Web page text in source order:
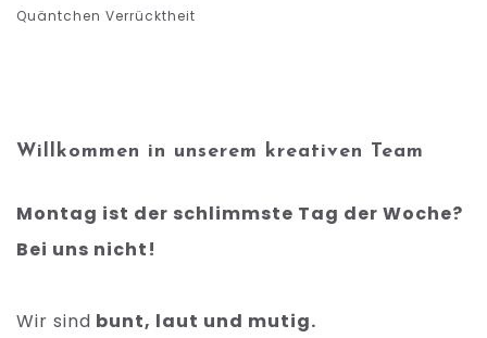
Quäntchen Verrücktheit
Willkommen in unserem kreativen Team
Montag ist der schlimmste Tag der Woche?
Bei uns nicht!
Wir sind bunt, laut und mutig.